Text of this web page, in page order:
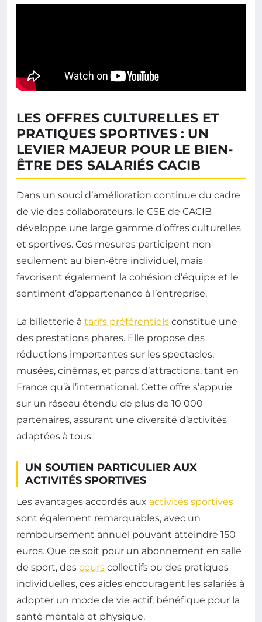
LES OFFRES CULTURELLES ET
PRATIQUES SPORTIVES : UN
LEVIER MAJEUR POUR LE BIEN-
ÊTRE DES SALARIÉS CACIB
Dans un souci d’amélioration continue du cadre
de vie des collaborateurs, le CSE de CACIB
développe une large gamme d’offres culturelles
et sportives. Ces mesures participent non
seulement au bien-être individuel, mais
favorisent également la cohésion d’équipe et le
sentiment d’appartenance à l’entreprise.
La billetterie à tarifs préférentiels constitue une
des prestations phares. Elle propose des
réductions importantes sur les spectacles,
musées, cinémas, et parcs d’attractions, tant en
France qu’à l’international. Cette offre s’appuie
sur un réseau étendu de plus de 10 000
partenaires, assurant une diversité d’activités
adaptées à tous.
UN SOUTIEN PARTICULIER AUX
ACTIVITÉS SPORTIVES
Les avantages accordés aux activités sportives
sont également remarquables, avec un
remboursement annuel pouvant atteindre 150
euros. Que ce soit pour un abonnement en salle
de sport, des cours collectifs ou des pratiques
individuelles, ces aides encouragent les salariés à
adopter un mode de vie actif, bénéfique pour la
santé mentale et physique.